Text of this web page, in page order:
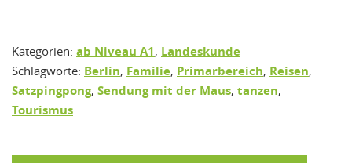
Kategorien: ab Niveau A1, Landeskunde
Schlagworte: Berlin, Familie, Primarbereich, Reisen,
Satzpingpong, Sendung mit der Maus, tanzen,
Tourismus